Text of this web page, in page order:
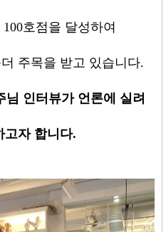
100호점을 달성하여
주목을 받고 있습니다.
인터뷰가 언론에 실려
고자 합니다.